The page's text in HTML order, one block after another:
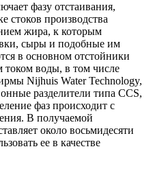
фазу отстаивания,
стоков производства
жира, к которым
сыры и подобные им
в основном отстойники
током воды, в том числе
Nijhuis Water Technology,
разделители типа CCS,
фаз происходит с
В получаемой
около восьмидесяти
ее в качестве